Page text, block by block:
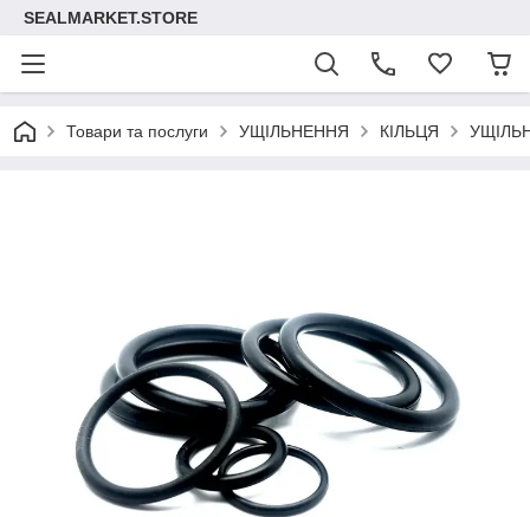
SEALMARKET.STORE
Товари та послуги УЩІЛЬНЕННЯ КІЛЬЦЯ